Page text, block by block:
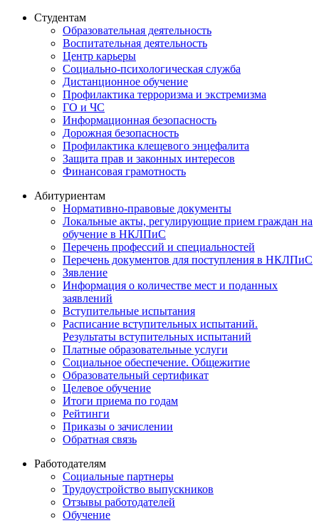
Студентам
Образовательная деятельность
Воспитательная деятельность
Центр карьеры
Социально-психологическая служба
Дистанционное обучение
Профилактика терроризма и экстремизма
ГО и ЧС
Информационная безопасность
Дорожная безопасность
Профилактика клещевого энцефалита
Защита прав и законных интересов
Финансовая грамотность
Абитуриентам
Нормативно-правовые документы
Локальные акты, регулирующие прием граждан на
обучение в НКЛПиС
Перечень профессий и специальностей
Перечень документов для поступления в НКЛПиС
Зявление
Информация о количестве мест и поданных
заявлений
Вступительные испытания
Расписание вступительных испытаний.
Результаты вступительных испытаний
Платные образовательные услуги
Социальное обеспечение. Общежитие
Образовательный сертификат
Целевое обучение
Итоги приема по годам
Рейтинги
Приказы о зачислении
Обратная связь
Работодателям
Социальные партнеры
Трудоустройство выпускников
Отзывы работодателей
Обучение